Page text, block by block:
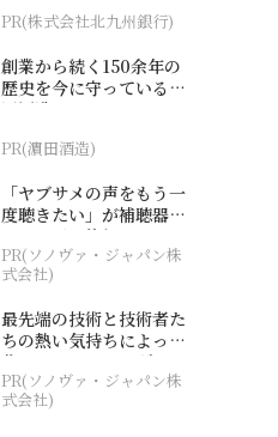
PR(株式会社北九州銀行)
創業から続く150余年の
歴史を今に守っている濵
田酒造
PR(濵田酒造)
「ヤブサメの声をもう一
度聴きたい」が補聴器チ
ャレンジの後押しに
PR(ソノヴァ・ジャパン株
式会社)
最先端の技術と技術者た
ちの熱い気持ちによって
作られているオーダーメ
イド補聴器
PR(ソノヴァ・ジャパン株
式会社)